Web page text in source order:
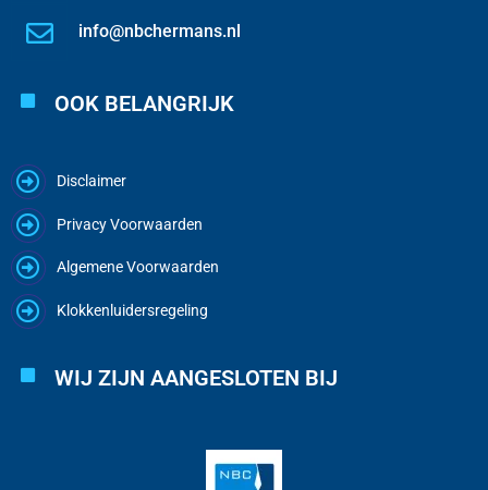
info@nbchermans.nl
OOK BELANGRIJK
Disclaimer
Privacy Voorwaarden
Algemene Voorwaarden
Klokkenluidersregeling
WIJ ZIJN AANGESLOTEN BIJ